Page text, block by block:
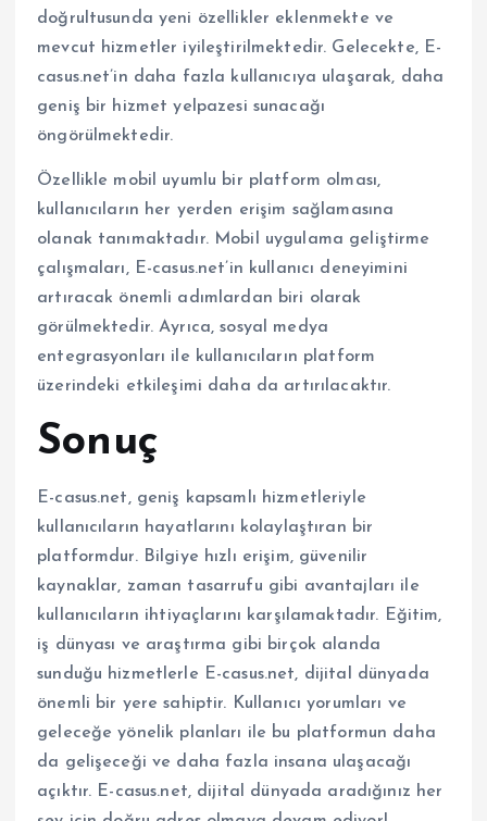
doğrultusunda yeni özellikler eklenmekte ve
mevcut hizmetler iyileştirilmektedir. Gelecekte, E-
casus.net’in daha fazla kullanıcıya ulaşarak, daha
geniş bir hizmet yelpazesi sunacağı
öngörülmektedir.
Özellikle mobil uyumlu bir platform olması,
kullanıcıların her yerden erişim sağlamasına
olanak tanımaktadır. Mobil uygulama geliştirme
çalışmaları, E-casus.net’in kullanıcı deneyimini
artıracak önemli adımlardan biri olarak
görülmektedir. Ayrıca, sosyal medya
entegrasyonları ile kullanıcıların platform
üzerindeki etkileşimi daha da artırılacaktır.
Sonuç
E-casus.net, geniş kapsamlı hizmetleriyle
kullanıcıların hayatlarını kolaylaştıran bir
platformdur. Bilgiye hızlı erişim, güvenilir
kaynaklar, zaman tasarrufu gibi avantajları ile
kullanıcıların ihtiyaçlarını karşılamaktadır. Eğitim,
iş dünyası ve araştırma gibi birçok alanda
sunduğu hizmetlerle E-casus.net, dijital dünyada
önemli bir yere sahiptir. Kullanıcı yorumları ve
geleceğe yönelik planları ile bu platformun daha
da gelişeceği ve daha fazla insana ulaşacağı
açıktır. E-casus.net, dijital dünyada aradığınız her